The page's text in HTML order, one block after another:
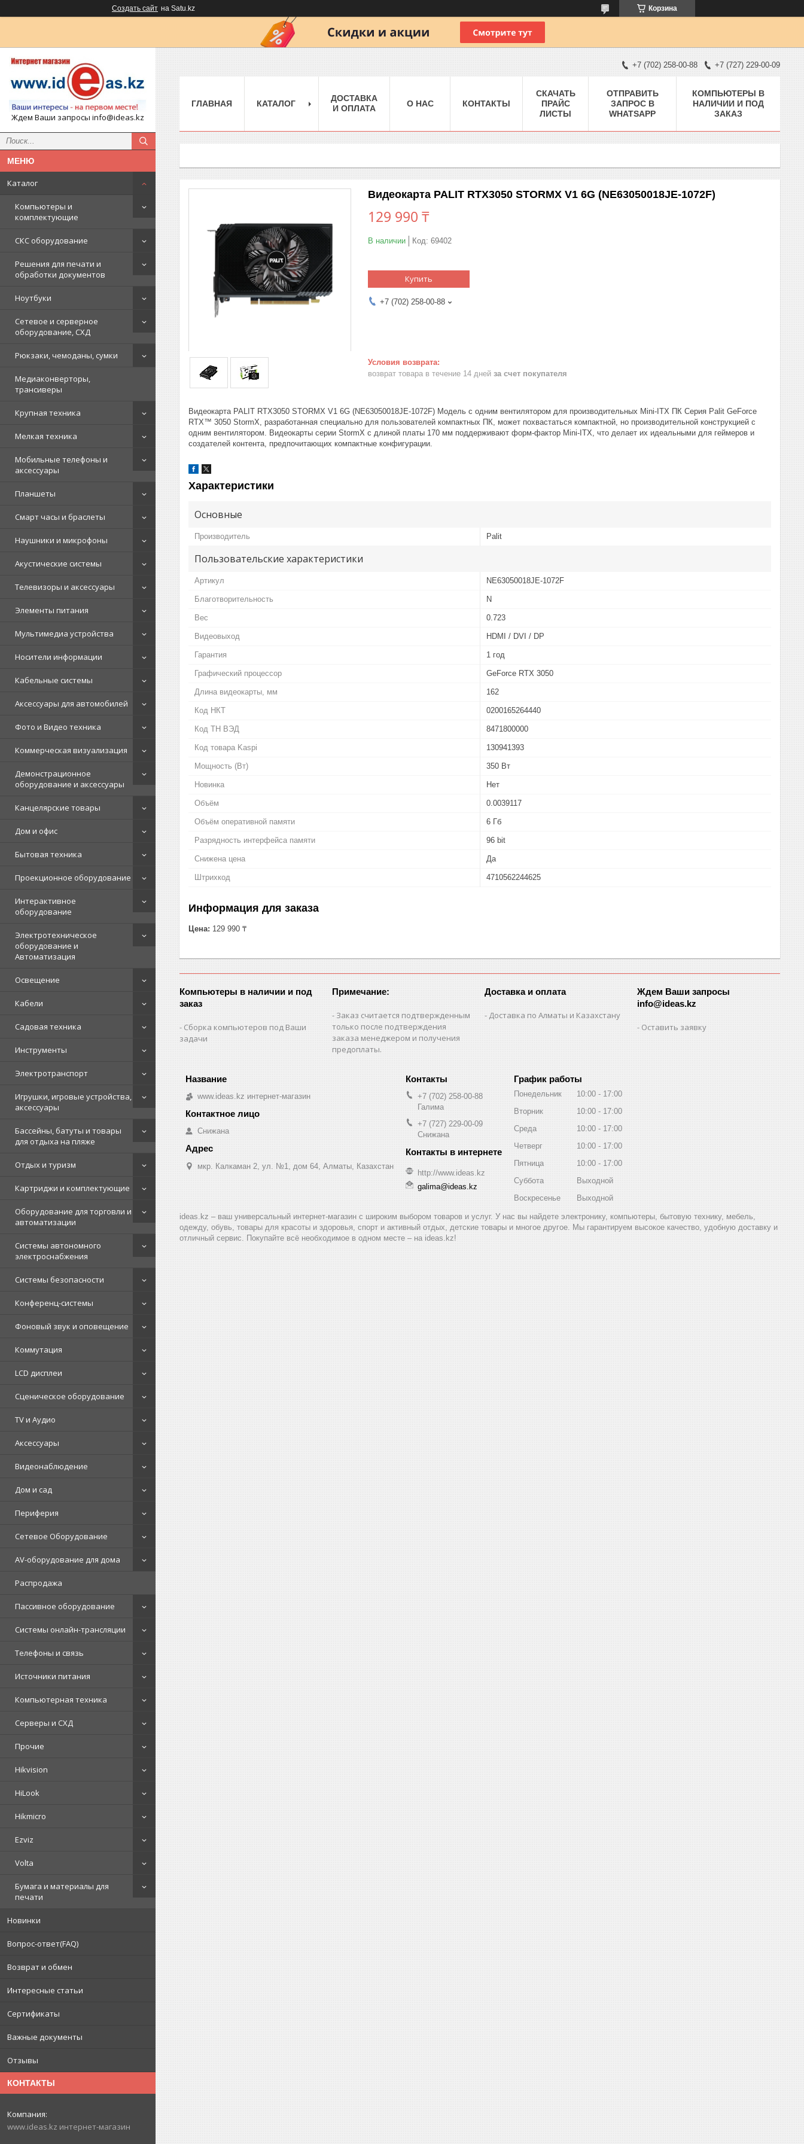
Создать сайт на Satu.kz Корзина
Ждем Ваши запросы info@ideas.kz
Каталог
Компьютеры и
комплектующие
СКС оборудование
Решения для печати и
обработки документов
Ноутбуки
Сетевое и серверное
оборудование, СХД
Рюкзаки, чемоданы, сумки
Медиаконверторы,
трансиверы
Крупная техника
Мелкая техника
Мобильные телефоны и
аксессуары
Планшеты
Смарт часы и браслеты
Наушники и микрофоны
Акустические системы
Телевизоры и аксессуары
Элементы питания
Мультимедиа устройства
Носители информации
Кабельные системы
Аксессуары для автомобилей
Фото и Видео техника
Коммерческая визуализация
Демонстрационное
оборудование и аксессуары
Канцелярские товары
Дом и офис
Бытовая техника
Проекционное оборудование
Интерактивное
оборудование
Электротехническое
оборудование и
Автоматизация
Освещение
Кабели
Садовая техника
Инструменты
Электротранспорт
Игрушки, игровые устройства,
аксессуары
Бассейны, батуты и товары
для отдыха на пляже
Отдых и туризм
Картриджи и комплектующие
Оборудование для торговли и
автоматизации
Системы автономного
электроснабжения
Системы безопасности
Конференц-системы
Фоновый звук и оповещение
Коммутация
LCD дисплеи
Сценическое оборудование
TV и Аудио
Аксессуары
Видеонаблюдение
Дом и сад
Периферия
Сетевое Оборудование
AV-оборудование для дома
Распродажа
Пассивное оборудование
Системы онлайн-трансляции
Телефоны и связь
Источники питания
Компьютерная техника
Серверы и СХД
Прочие
Hikvision
HiLook
Hikmicro
Ezviz
Volta
Бумага и материалы для
печати
Новинки
Вопрос-ответ(FAQ)
Возврат и обмен
Интересные статьи
Сертификаты
Важные документы
Отзывы
КОНТАКТЫ
www.ideas.kz интернет-магазин
+7 (702) 258-00-88 +7 (727) 229-00-09
ГЛАВНАЯ КАТАЛОГ
ДОСТАВКА
И ОПЛАТА
О НАС КОНТАКТЫ
СКАЧАТЬ
ПРАЙС
ЛИСТЫ
ОТПРАВИТЬ
ЗАПРОС В
WHATSAPP
КОМПЬЮТЕРЫ В
НАЛИЧИИ И ПОД
ЗАКАЗ
Видеокарта PALIT RTX3050 STORMX V1 6G (NE63050018JE-1072F)
129 990 ₸
В наличии Код: 69402
Купить
+7 (702) 258-00-88
возврат товара в течение 14 дней за счет покупателя
Видеокарта PALIT RTX3050 STORMX V1 6G (NE63050018JE-1072F) Модель с одним вентилятором для производительных Mini-ITX ПК Серия Palit GeForce
RTX™ 3050 StormX, разработанная специально для пользователей компактных ПК, может похвастаться компактной, но производительной конструкцией с
одним вентилятором. Видеокарты серии StormX с длиной платы 170 мм поддерживают форм-фактор Mini-ITX, что делает их идеальными для геймеров и
создателей контента, предпочитающих компактные конфигурации.
Характеристики
Основные
Производитель Palit
Пользовательские характеристики
Артикул NE63050018JE-1072F
Благотворительность N
Вес 0.723
Видеовыход HDMI / DVI / DP
Гарантия 1 год
Графический процессор GeForce RTX 3050
Длина видеокарты, мм 162
Код НКТ 0200165264440
Код ТН ВЭД 8471800000
Код товара Kaspi 130941393
Мощность (Bт) 350 Вт
Новинка Нет
Объём 0.0039117
Объём оперативной памяти 6 Гб
Разрядность интерфейса памяти 96 bit
Снижена цена Да
Штрихкод 4710562244625
Информация для заказа
Цена: 129 990 ₸
Компьютеры в наличии и под
заказ
Сборка компьютеров под Ваши
задачи
Примечание:
Заказ считается подтвержденным
только после подтверждения
заказа менеджером и получения
предоплаты.
Доставка и оплата
Доставка по Алматы и Казахстану
Ждем Ваши запросы
info@ideas.kz
Оставить заявку
www.ideas.kz интернет-магазин
Снижана
мкр. Калкаман 2, ул. №1, дом 64, Алматы, Казахстан
+7 (702) 258-00-88
Галима
+7 (727) 229-00-09
Снижана
http://www.ideas.kz
galima@ideas.kz
График работы
Понедельник 10:00
17:00
Вторник
10:00
17:00
Среда
10:00
17:00
Четверг
10:00
17:00
Пятница
10:00
17:00
Суббота
Выходной
Воскресенье
Выходной
ideas.kz – ваш универсальный интернет-магазин с широким выбором товаров и услуг. У нас вы найдете электронику, компьютеры, бытовую технику, мебель,
одежду, обувь, товары для красоты и здоровья, спорт и активный отдых, детские товары и многое другое. Мы гарантируем высокое качество, удобную доставку и
отличный сервис. Покупайте всё необходимое в одном месте – на ideas.kz!